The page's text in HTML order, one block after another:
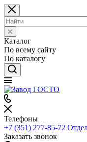
Каталог
По всему сайту
По каталогу
Телефоны
+7 (351) 277-85-72
Заказать звонок